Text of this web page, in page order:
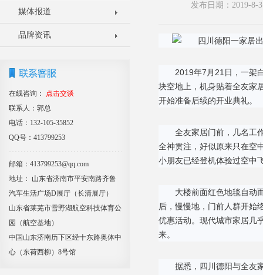
媒体报道
品牌资讯
在线咨询：
点击交谈
联系人：郭总
电话：132-105-35852
QQ号：413799253
邮箱：413799253@qq.com
地址： 山东省济南市平安南路齐鲁
汽车生活广场D展厅（长清展厅）
山东省莱芜市雪野湖航空科技体育公
园（航空基地）
中国山东济南历下区经十东路奥体中
心（东荷西柳）8号馆
发布日期：2019-
2019年7月21日，一架
块空地上，机身贴着全友家
开始准备后续的开业典礼。
全友家居门前，几名工
全神贯注，好似原来只在空
小朋友已经登机体验过空中
大楼前面红色地毯自动
后，慢慢地，门前人群开始
优惠活动。现代城市家居几
来。
据悉，四川德阳与全友